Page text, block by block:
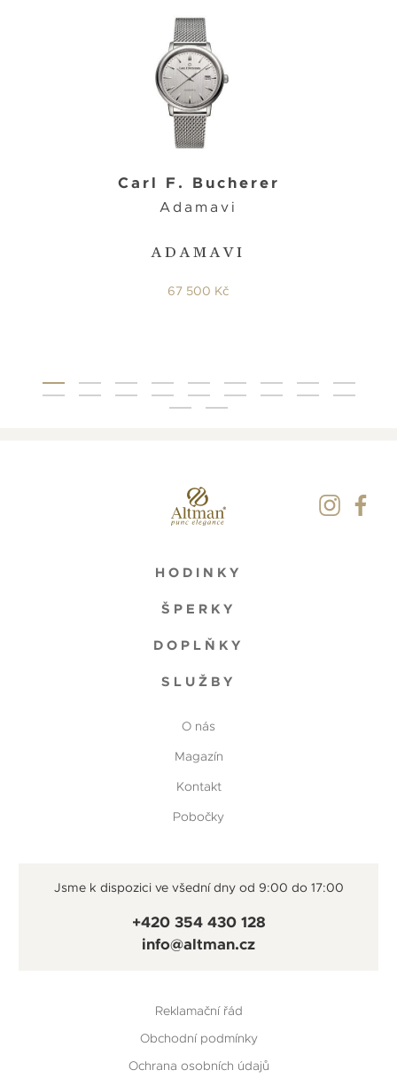
ADAMAVI
Carl F. Bucherer
Adamavi
67 500 Kč
HODINKY
ŠPERKY
DOPLŇKY
SLUŽBY
O nás
Magazín
Kontakt
Pobočky
Jsme k dispozici ve všední dny od 9:00 do 17:00
+420 354 430 128
info@altman.cz
Reklamační řád
Obchodní podmínky
Ochrana osobních údajů